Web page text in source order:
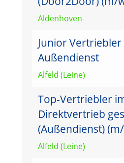
Aldenhoven
Junior
Außendienst
Alfeld (Leine)
Top-Vertriebler
Direktvertrieb
(Außendienst)
Alfeld (Leine)